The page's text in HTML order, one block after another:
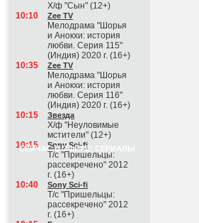
Х/ф "Сын" (12+)
10:10
Zee TV
Мелодрама "Шорья
и Анокхи: история
любви. Серия 115"
(Индия) 2020 г. (16+)
10:35
Zee TV
Мелодрама "Шорья
и Анокхи: история
любви. Серия 116"
(Индия) 2020 г. (16+)
10:15
Звезда
Х/ф "Неуловимые
мстители" (12+)
СЕЙЧАС В ЭФИРЕ: СЕРИАЛЫ
10:15 Sony Sci-fi
Т/с "Пришельцы:
рассекречено" 2012
г. (16+)
10:40
Sony Sci-fi
Т/с "Пришельцы:
рассекречено" 2012
г. (16+)